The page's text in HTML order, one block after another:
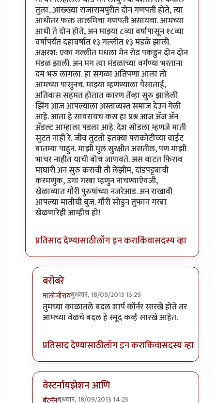
तुला...आख्ख्या राजारामपुरीत दोन गणपती होते, त्या
आधीतर फक्त तालमिचा गणपती असायचा. आमच्या
आधी ते दोन होते, अन माझ्या ८व्या वर्षापासून १८व्या
वर्षापर्यंत दहावर्षात १३ गल्लीत १३ मंडळे झाली.
अक्षरश: एका गल्लीत मधला मेन रोड पकडुन दोन दोन
मंडळ झाली. अन मग त्या मंडळाच्या वर्गण्या भरताना
दम भरु लागला. हा सगळा अतिपणा आला तो
आमच्या पासुनच. माझ्या म्हणण्याला पैसाताई,
अतिवास सहमत होतात कारण तेंव्हा सुरु झालेली
झिंग आज आपल्याला अस्ताव्यस्त समाज देउन गेली
आहे. आता हे सावरायच कस हा प्रश्न आज अ‍ॅज अ‍ॅन
अ‍ॅडल्ट आम्हाला पडला आहे. देश सोडला म्हणजे माती
सुटत नाही रे. जीव तुटतो इतक्या पराकोटीच्या वाईट
बातम्या पाहुन. माझी मुलं सुरक्षीत असतील, पण माझी
भाचर नाहीत याची बोच जाणवते. अस वाटत फिराव
माघारी अन सुरु करावी ती लेझीम, दांडपट्ट्याची
करमणुक, उगा गरबा म्हणुन नाचण्याऐवजी,
खेळाव्यात गौरी पुरुषांच्या नजरेआड. अन राखावी
आपल्या मातीची बुज. गौरी सोडुन तुफान गरबा
खेळणारेही आम्हीच हो!
प्रतिसाद देण्यासाठीलॉग इन कराकिंवासदस्य व्हा
बरोबरे
मालोजीरावबुधवार, 18/09/2013 13:29
In reply toहेच तर बॅटमॅन, हेच तर कळणारbyस्पंदना
तुमच्या काळातले बदल शार्प कॉर्नर सारखे होते तर
आमच्या वेळचे बदल हे स्मूद कर्व्ह सारखे आहेत.
प्रतिसाद देण्यासाठीलॉग इन कराकिंवासदस्य व्हा
वेस्टर्नायझेशन आणि
बॅटमॅनबुधवार, 18/09/2013 14:23